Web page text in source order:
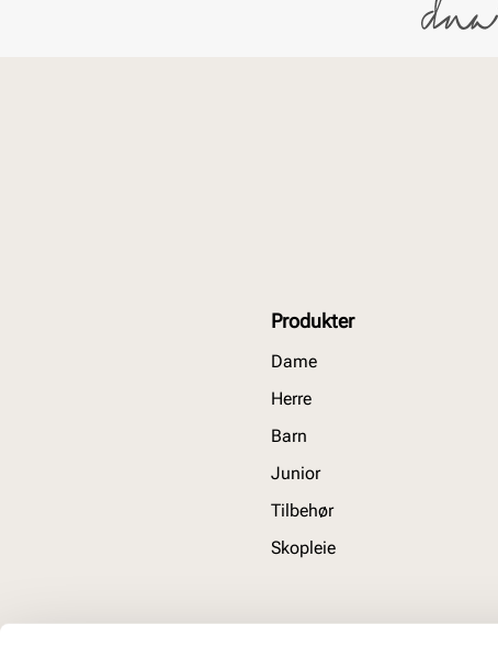
Produkter
Dame
Herre
Barn
Junior
Tilbehør
Skopleie